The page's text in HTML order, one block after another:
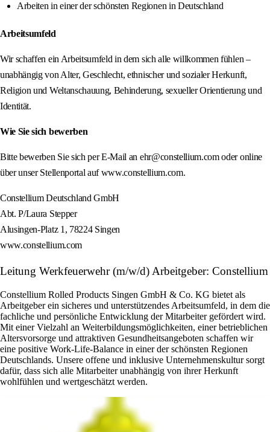
Arbeiten in einer der schönsten Regionen in Deutschland
Arbeitsumfeld
Wir schaffen ein Arbeitsumfeld in dem sich alle willkommen fühlen –
unabhängig von Alter, Geschlecht, ethnischer und sozialer Herkunft,
Religion und Weltanschauung, Behinderung, sexueller Orientierung und
Identität.
Wie Sie sich bewerben
Bitte bewerben Sie sich per E-Mail an ehr@constellium.com oder online
über unser Stellenportal auf www.constellium.com.
Constellium Deutschland GmbH
Abt. P/Laura Stepper
Alusingen-Platz 1, 78224 Singen
www.constellium.com
Leitung Werkfeuerwehr (m/w/d) Arbeitgeber: Constellium
Constellium Rolled Products Singen GmbH & Co. KG bietet als
Arbeitgeber ein sicheres und unterstützendes Arbeitsumfeld, in dem die
fachliche und persönliche Entwicklung der Mitarbeiter gefördert wird.
Mit einer Vielzahl an Weiterbildungsmöglichkeiten, einer betrieblichen
Altersvorsorge und attraktiven Gesundheitsangeboten schaffen wir
eine positive Work-Life-Balance in einer der schönsten Regionen
Deutschlands. Unsere offene und inklusive Unternehmenskultur sorgt
dafür, dass sich alle Mitarbeiter unabhängig von ihrer Herkunft
wohlfühlen und wertgeschätzt werden.